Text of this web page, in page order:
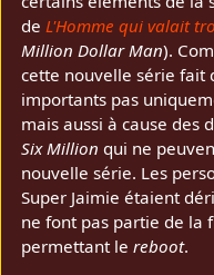
deL'Homme qui valait
Million Dollar Man).
cette nouvelle série fait
importants pas
mais aussi à cause des
Six Million qui ne
nouvelle série. Les
Super Jaimie étaient
ne font pas partie de la
permettant lereboot.